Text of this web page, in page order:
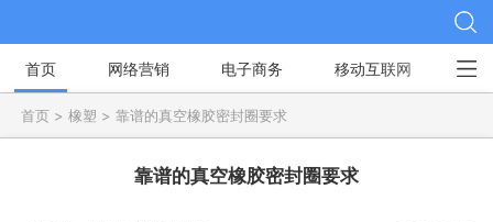
首页 网络营销 电子商务 移动互联网 社
首页 > 橡塑 > 靠谱的真空橡胶密封圈要求
靠谱的真空橡胶密封圈要求